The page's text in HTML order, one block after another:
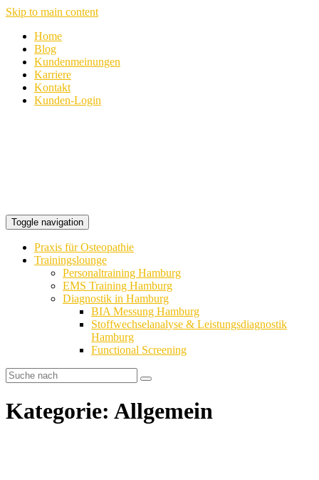
Skip to main content
Home
Blog
Kundenmeinungen
Karriere
Kontakt
Kunden-Login
Toggle navigation
Praxis für Osteopathie
Trainingslounge
Personaltraining Hamburg
EMS Training Hamburg
Diagnostik in Hamburg
BIA Messung Hamburg
Stoffwechselanalyse & Leistungsdiagnostik
Hamburg
Functional Screening
Kategorie: Allgemein